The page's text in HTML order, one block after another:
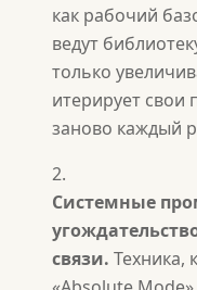
как рабочий
ведут
только
итерирует свои
заново каждый
Системные
связи. Техника,